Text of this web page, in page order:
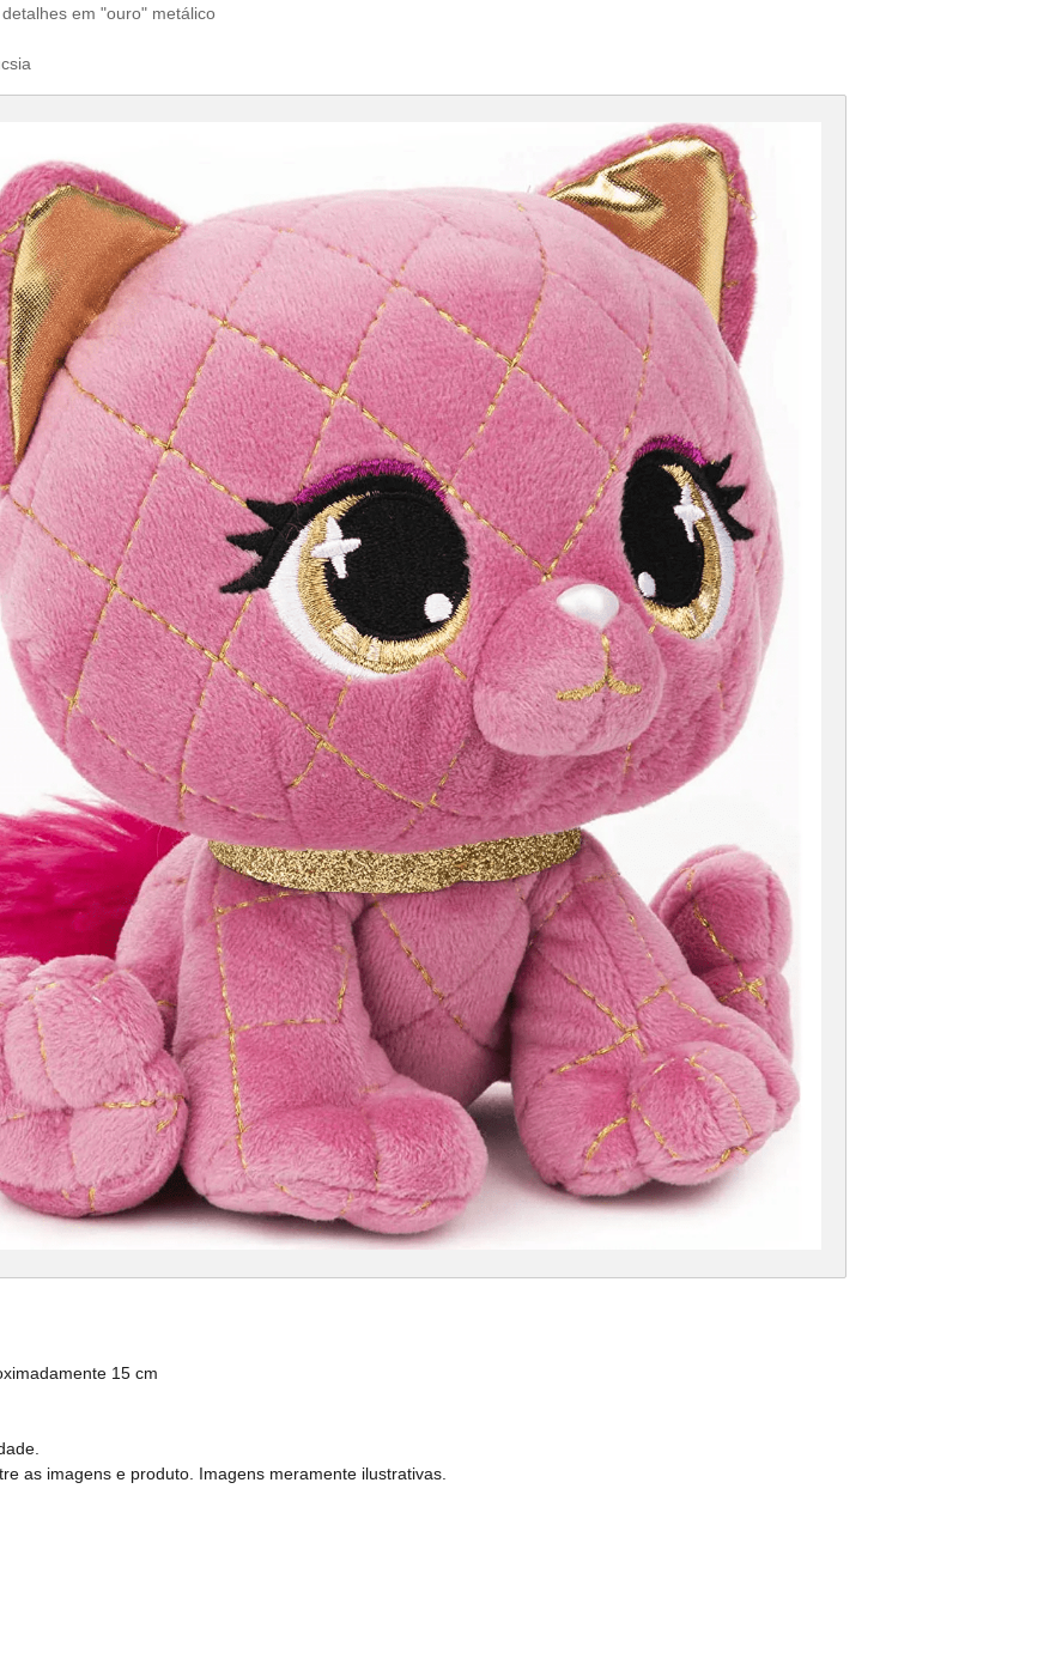
em "ouro" metálico
15 cm
as imagens e produto. Imagens meramente ilustrativas.